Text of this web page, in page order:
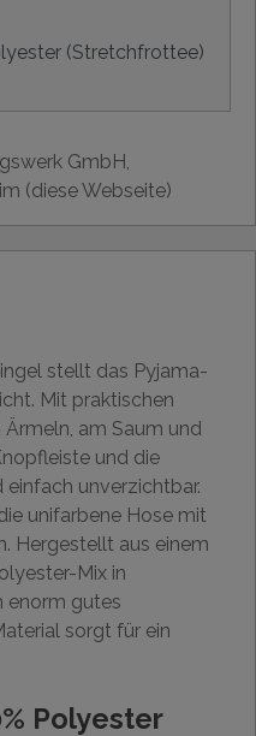
(Stretchfrottee)
GmbH,
(diese Webseite)
stellt das Pyjama-
Mit praktischen
am Saum und
und die
unverzichtbar.
unifarbene Hose mit
Hergestellt aus einem
Mix in
enorm gutes
sorgt für ein
Polyester